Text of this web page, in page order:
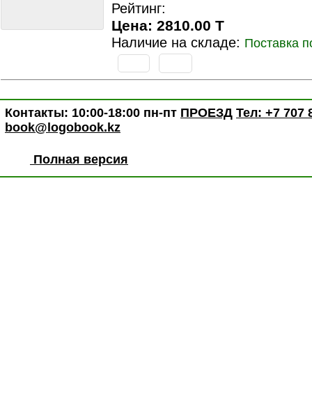
Рейтинг:
Цена: 2810.00 T
Наличие на складе: Поставка
Контакты: 10:00-18:00 пн-пт ПРОЕЗД Тел: +7 707
book@logobook.kz
Полная версия